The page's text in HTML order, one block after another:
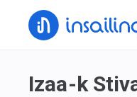
Izaa-k